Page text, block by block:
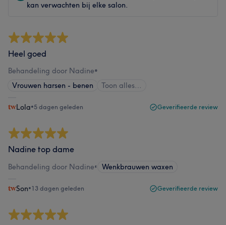
kan verwachten bij elke salon.
Heel goed
Behandeling door Nadine•
Vrouwen harsen - benen
Toon alles…
Lola•5 dagen geleden Geverifieerde review
Nadine top dame
Behandeling door Nadine• Wenkbrauwen waxen
Son•13 dagen geleden Geverifieerde review